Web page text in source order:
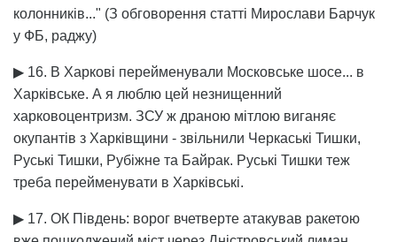
колонників..." (З обговорення статті Мирослави Барчук
у ФБ, раджу)
▶ 16. В Харкові перейменували Московське шосе... в
Харківське. А я люблю цей незнищенний
харковоцентризм. ЗСУ ж драною мітлою виганяє
окупантів з Харківщини - звільнили Черкаські Тишки,
Руські Тишки, Рубіжне та Байрак. Руські Тишки теж
треба перейменувати в Харківські.
▶ 17. ОК Південь: ворог вчетверте атакував ракетою